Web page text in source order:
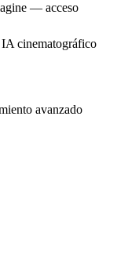
— acceso
cinematográfico
avanzado